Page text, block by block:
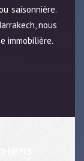
saisonnière.
nous
immobilière.